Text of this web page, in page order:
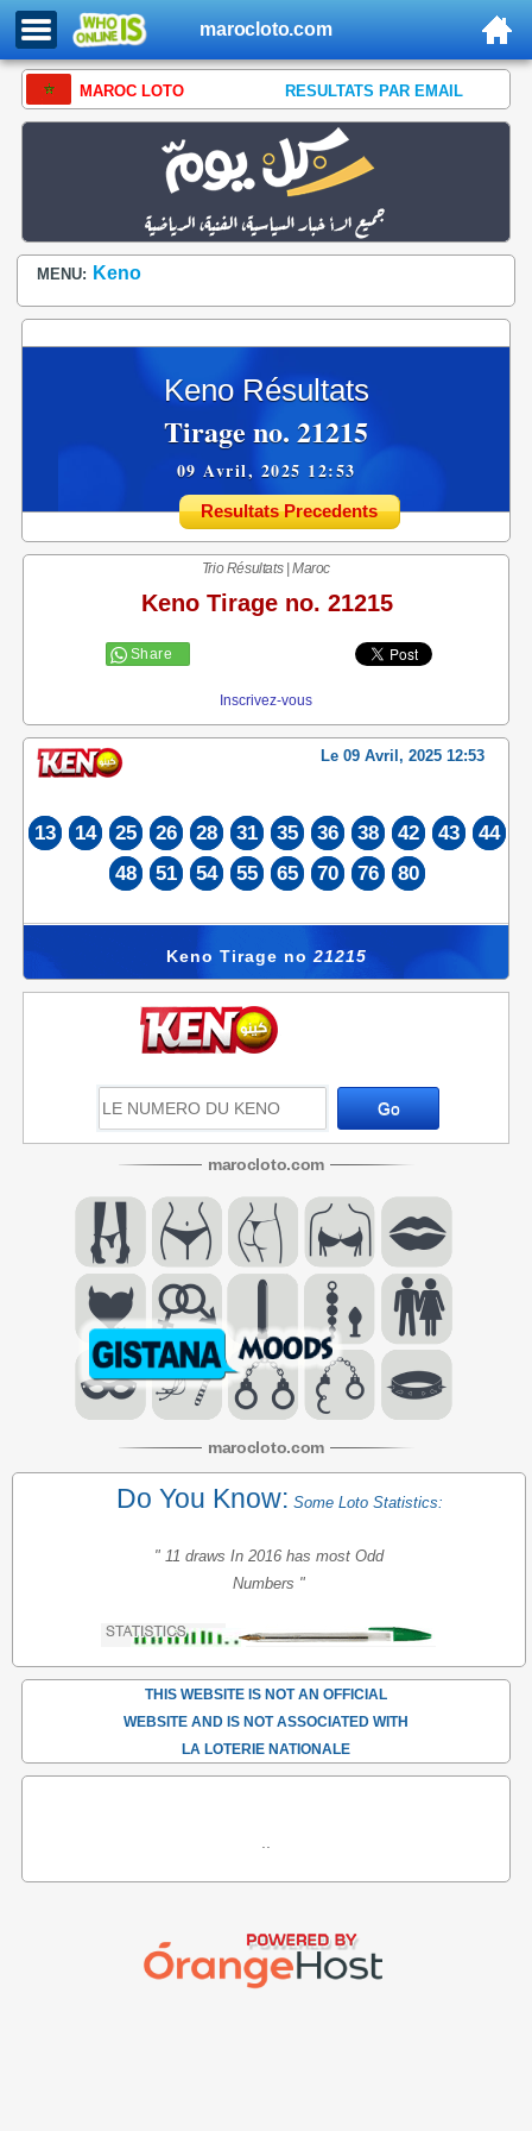
marocloto.com
MAROC LOTO RESULTATS PAR EMAIL
MENU: Keno
Keno Résultats
Tirage no. 21215
09 Avril, 2025 12:53
Resultats Precedents
Trio Résultats | Maroc
Keno Tirage no. 21215
Share
Inscrivez-vous
Le 09 Avril, 2025 12:53
13 14 25 26 28 31 35 36 38 42 43
44
48
51 54 55 65 70 76 80
Keno Tirage no 21215
marocloto.com
marocloto.com
Do You Know: Some Loto Statistics:
" 11 draws In 2016 has most Odd
Numbers "
THIS WEBSITE IS NOT AN OFFICIAL
WEBSITE AND IS NOT ASSOCIATED WITH
LA LOTERIE NATIONALE